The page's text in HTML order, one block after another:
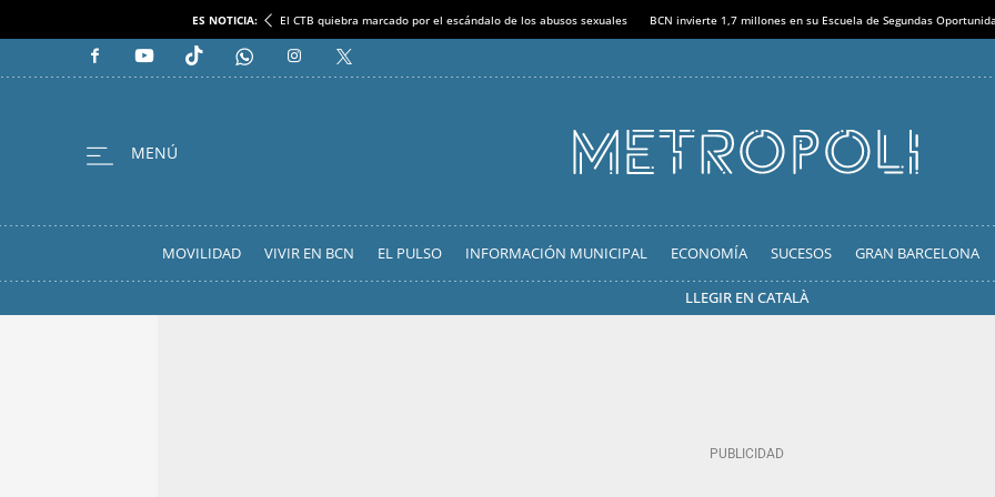
ES NOTICIA: El CTB quiebra marcado por el escándalo de los abusos sexuales BCN invierte 1,7 millones en su Escuela de Segundas
MOVILIDAD VIVIR EN BCN EL PULSO INFORMACIÓN MUNICIPAL ECONOMÍA SUCESOS GRAN BARCELONA
LLEGIR EN CATALÀ